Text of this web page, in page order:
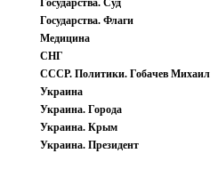
Государства. Суд
Государства. Флаги
Медицина
СНГ
СССР. Политики. Гобачев Михаил
Украина
Украина. Города
Украина. Крым
Украина. Президент